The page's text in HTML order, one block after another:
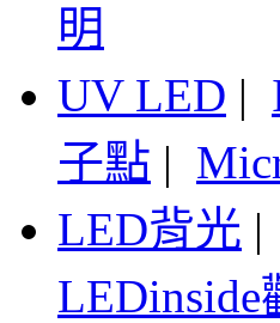
明
UV LED |
子點 |
LED背光 |
LEDinside